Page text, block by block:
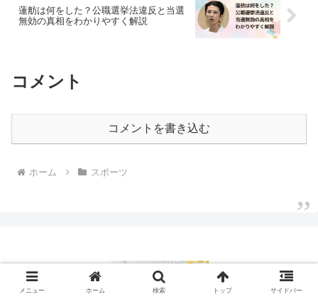
蓮舫は何をした？公職選挙法違反と当選
無効の真相をわかりやすく解説
コメント
コメントを書き込む
ホーム スポーツ
メニュー ホーム 検索 トップ サイドバー